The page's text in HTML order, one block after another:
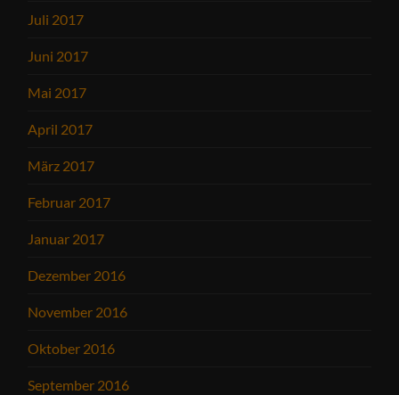
Juli 2017
Juni 2017
Mai 2017
April 2017
März 2017
Februar 2017
Januar 2017
Dezember 2016
November 2016
Oktober 2016
September 2016